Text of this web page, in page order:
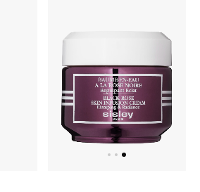
مجوهرات عصرية للنساء
إكسسوارات للرجال
مجوهرات فاخرة للأطفال